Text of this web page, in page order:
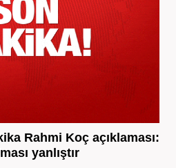
Rahmi Koç açıklaması:
yanlıştır